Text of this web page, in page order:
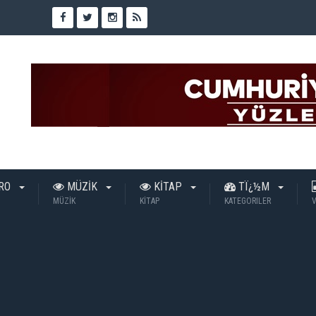
MÜZİK
MÜZİK
KİTAP
KİTAP
TÏ¿½M
KATEGORILER